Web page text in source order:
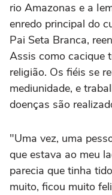
rio Amazonas e a
enredo principal do
Pai Seta Branca,
Assis como cacique
religião. Os fiéis se
mediunidade, e
doenças são
"Uma vez, uma
que estava ao meu
parecia que tinha
muito, ficou muito